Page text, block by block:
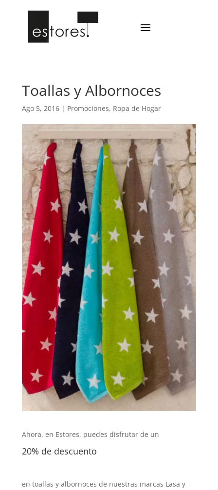
Toallas y Albornoces
Ago 5, 2016| Promociones, Ropa de Hogar
Ahora, en Estores, puedes disfrutar de un
20% de descuento
en toallas y albornoces de nuestras marcas Lasa y